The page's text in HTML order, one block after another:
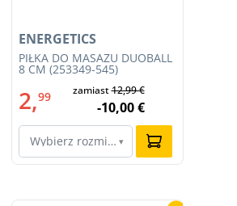
PIŁKA DO MASAŻU DUOBALL
8 CM (253349-545)
ENERGETICS
2,99 zamiast12,99 €
-10,00 €
Wybierz rozmiar…
▾